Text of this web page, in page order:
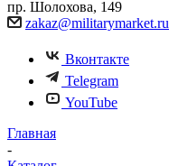
пр. Шолохова, 149
zakaz@militarymarket.ru
Вконтакте
Telegram
YouTube
Главная
-